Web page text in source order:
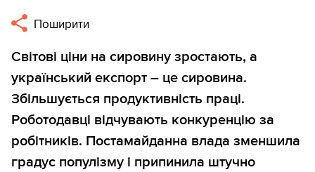
Поширити
Світові ціни на сировину зростають, а
український експорт – це сировина.
Збільшується продуктивність праці.
Роботодавці відчувають конкуренцію за
робітників. Постамайданна влада зменшила
градус популізму і припинила штучно